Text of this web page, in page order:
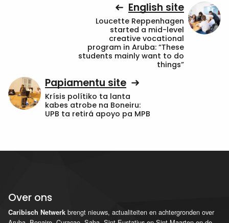
English site
Loucette Reppenhagen
started a mid-level
creative vocational
program in Aruba: “These
students mainly want to do
things”
Papiamentu site
Krísis polítiko ta lanta
kabes atrobe na Boneiru:
UPB ta retirá apoyo pa MPB
Over ons
Caribisch Netwerk brengt nieuws, actualiteiten en achtergronden over